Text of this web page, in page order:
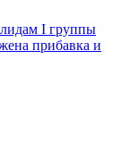
I группы
прибавка и